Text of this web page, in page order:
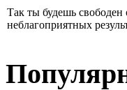
Так ты будешь свободен
неблагоприятных